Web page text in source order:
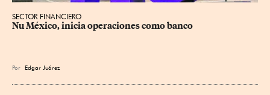
SECTOR FINANCIERO
Nu México, inicia operaciones como banco
Por Edgar Juárez